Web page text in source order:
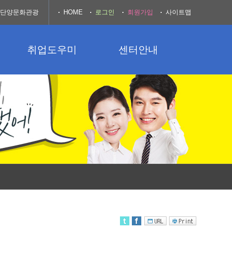
취업도우미 센터안내
단양문화관광 HOME 로그인 회원가입 사이트맵